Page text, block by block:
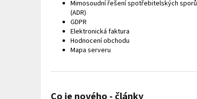
Mimosoudní řešení spotřebitelských sporů
(ADR)
GDPR
Elektronická faktura
Hodnocení obchodu
Mapa serveru